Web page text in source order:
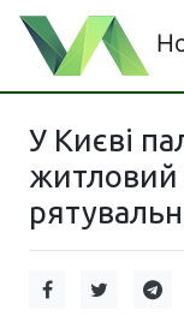
У Києві
житловий